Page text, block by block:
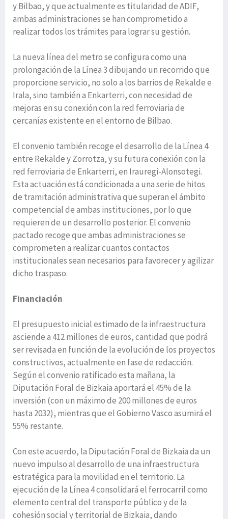
y Bilbao, y que actualmente es titularidad de ADIF,
ambas administraciones se han comprometido a
realizar todos los trámites para lograr su gestión.
La nueva línea del metro se configura como una
prolongación de la Línea 3 dibujando un recorrido que
proporcione servicio, no solo a los barrios de Rekalde e
Irala, sino también a Enkarterri, con necesidad de
mejoras en su conexión con la red ferroviaria de
cercanías existente en el entorno de Bilbao.
El convenio también recoge el desarrollo de la Línea 4
entre Rekalde y Zorrotza, y su futura conexión con la
red ferroviaria de Enkarterri, en Irauregi-Alonsotegi.
Esta actuación está condicionada a una serie de hitos
de tramitación administrativa que superan el ámbito
competencial de ambas instituciones, por lo que
requieren de un desarrollo posterior. El convenio
pactado recoge que ambas administraciones se
comprometen a realizar cuantos contactos
institucionales sean necesarios para favorecer y agilizar
dicho traspaso.
Financiación
El presupuesto inicial estimado de la infraestructura
asciende a 412 millones de euros, cantidad que podrá
ser revisada en función de la evolución de los proyectos
constructivos, actualmente en fase de redacción.
Según el convenio ratificado esta mañana, la
Diputación Foral de Bizkaia aportará el 45% de la
inversión (con un máximo de 200 millones de euros
hasta 2032), mientras que el Gobierno Vasco asumirá el
55% restante.
Con este acuerdo, la Diputación Foral de Bizkaia da un
nuevo impulso al desarrollo de una infraestructura
estratégica para la movilidad en el territorio. La
ejecución de la Línea 4 consolidará el ferrocarril como
elemento central del transporte público y de la
cohesión social y territorial de Bizkaia, dando